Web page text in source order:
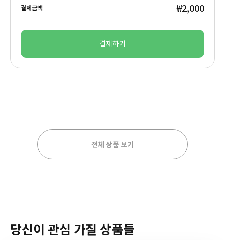
결제금액 ₩2,000
결제하기
전체 상품 보기
당신이 관심 가질 상품들